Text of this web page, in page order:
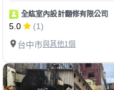
全紘室內設計翻修有限公司
5.0
(1)
台中市與其他1個